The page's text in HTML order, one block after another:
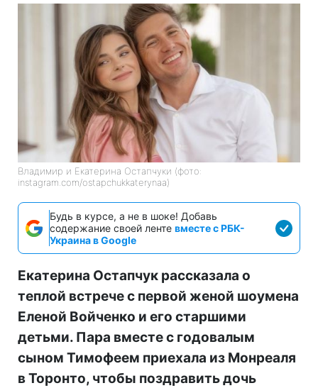
Владимир и Екатерина Остапчуки (фото:
instagram.com/ostapchukkaterynaa)
Будь в курсе, а не в шоке! Добавь
содержание своей ленте вместе с РБК-
Украина в Google
Екатерина Остапчук рассказала о
теплой встрече с первой женой шоумена
Еленой Войченко и его старшими
детьми. Пара вместе с годовалым
сыном Тимофеем приехала из Монреаля
в Торонто, чтобы поздравить дочь